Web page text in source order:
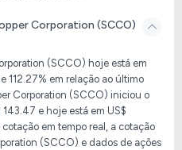
Corporation (SCCO)
(SCCO) hoje está em
112.27% em relação ao último
Corporation (SCCO) iniciou o
e hoje está em US$
em tempo real, a cotação
(SCCO) e dados de ações